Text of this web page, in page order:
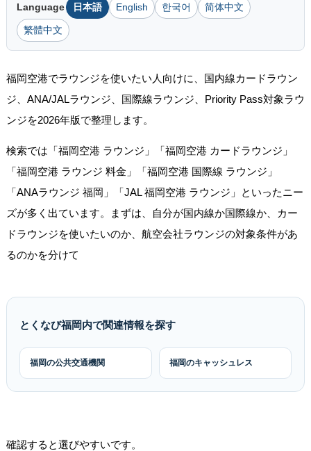
Language 日本語 English 한국어 简体中文
繁體中文
福岡空港でラウンジを使いたい人向けに、国内線カードラウン
ジ、ANA/JALラウンジ、国際線ラウンジ、Priority Pass対象ラウ
ンジを2026年版で整理します。
検索では「福岡空港 ラウンジ」「福岡空港 カードラウンジ」
「福岡空港 ラウンジ 料金」「福岡空港 国際線 ラウンジ」
「ANAラウンジ 福岡」「JAL 福岡空港 ラウンジ」といったニー
ズが多く出ています。まずは、自分が国内線か国際線か、カー
ドラウンジを使いたいのか、航空会社ラウンジの対象条件があ
るのかを分けて
とくなび福岡内で関連情報を探す
福岡の公共交通機関 福岡のキャッシュレス
確認すると選びやすいです。